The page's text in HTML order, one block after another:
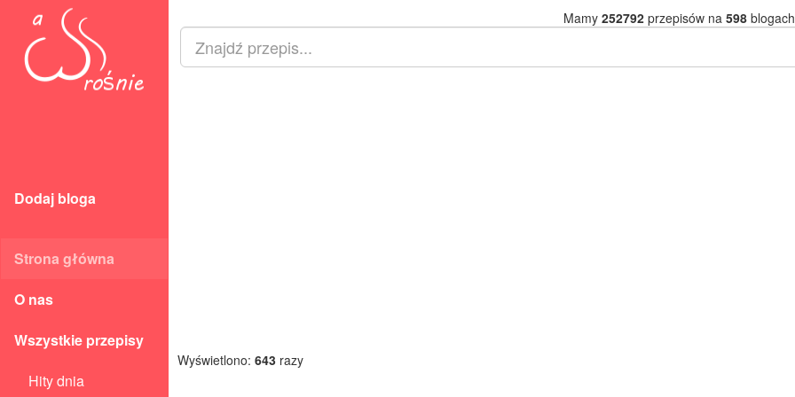
Dodaj bloga
Strona główna
O nas
Wszystkie przepisy
Hity dnia
Mamy 252792przepisów na 598
Wyświetlono: 643 razy